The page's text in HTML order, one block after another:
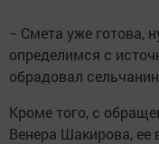
− Смета уже готова,
определимся с
обрадовал
Кроме того, с
Венера Шакирова,